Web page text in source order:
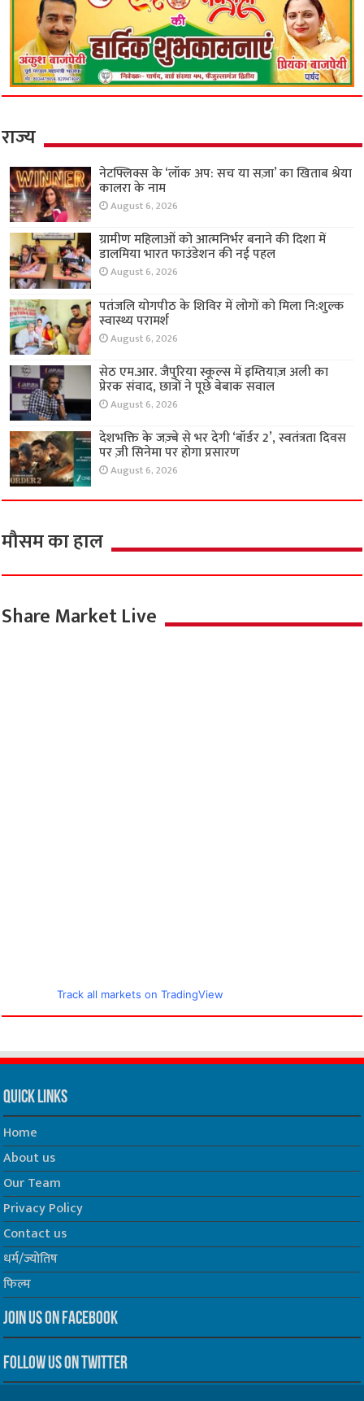
राज्य
नेटफ्लिक्स के ‘लॉक अप: सच या सज़ा’ का खिताब श्रेया
कालरा के नाम
August 6, 2026
ग्रामीण महिलाओं को आत्मनिर्भर बनाने की दिशा में
डालमिया भारत फाउंडेशन की नई पहल
August 6, 2026
पतंजलि योगपीठ के शिविर में लोगों को मिला नि:शुल्क
स्वास्थ्य परामर्श
August 6, 2026
सेठ एम.आर. जैपुरिया स्कूल्स में इम्तियाज़ अली का
प्रेरक संवाद, छात्रों ने पूछे बेबाक सवाल
August 6, 2026
देशभक्ति के जज़्बे से भर देगी ‘बॉर्डर 2’, स्वतंत्रता दिवस
पर ज़ी सिनेमा पर होगा प्रसारण
August 6, 2026
मौसम का हाल
Share Market Live
Track all markets on TradingView
Quick Links
Home
About us
Our Team
Privacy Policy
Contact us
धर्म/ज्योतिष
फिल्म
Join us on Facebook
Follow us on Twitter